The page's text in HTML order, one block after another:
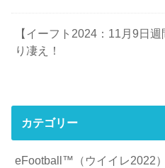
【イーフト2024：11月9日
り凄え！
カテゴリー
eFootball™（ウイイレ2022）